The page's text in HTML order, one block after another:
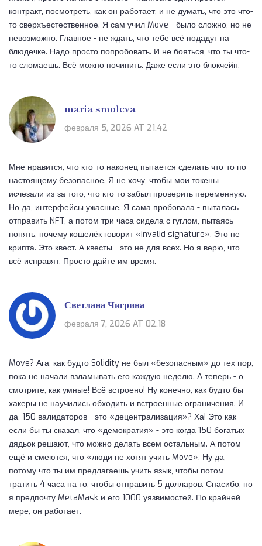
контракт, посмотреть, как он работает, и не думать, что это что-
то сверхъестественное. Я сам учил Move - было сложно, но не
невозможно. Главное - не ждать, что тебе всё подадут на
блюдечке. Надо просто попробовать. И не бояться, что ты что-
то сломаешь. Всё можно починить. Даже если это блокчейн.
maria smoleva
февраля 5, 2026 AT 21:42
Мне нравится, что кто-то наконец пытается сделать что-то по-
настоящему безопасное. Я не хочу, чтобы мои токены
исчезали из-за того, что кто-то забыл проверить переменную.
Но да, интерфейсы ужасные. Я сама пробовала - пыталась
отправить NFT, а потом три часа сидела с гуглом, пытаясь
понять, почему кошелёк говорит «invalid signature». Это не
крипта. Это квест. А квесты - это не для всех. Но я верю, что
всё исправят. Просто дайте им время.
Светлана Чигрина
февраля 7, 2026 AT 02:18
Move? Ага, как будто Solidity не был «безопасным» до тех пор,
пока не начали взламывать его каждую неделю. А теперь - о,
смотрите, как умные! Всё встроено! Ну конечно, как будто бы
хакеры не научились обходить и встроенные ограничения. И
да, 150 валидаторов - это «децентрализация»? Ха! Это как
если бы ты сказал, что «демократия» - это когда 150 богатых
дядьок решают, что можно делать всем остальным. А потом
ещё и смеются, что «люди не хотят учить Move». Ну да,
потому что ты им предлагаешь учить язык, чтобы потом
тратить 4 часа на то, чтобы отправить 5 долларов. Спасибо, но
я предпочту MetaMask и его 1000 уязвимостей. По крайней
мере, он работает.